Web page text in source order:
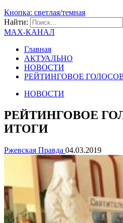
Кнопка: светлая/темная
Найти:
MAX-КАНАЛ
Главная
АКТУАЛЬНО
НОВОСТИ
РЕЙТИНГОВОЕ
НОВОСТИ
РЕЙТИНГОВОЕ
ИТОГИ
Ржевская Правда 04.03.2019